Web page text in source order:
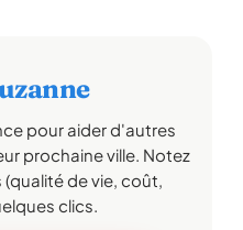
pour aider d'autres
prochaine ville. Notez
(qualité de vie, coût,
clics.